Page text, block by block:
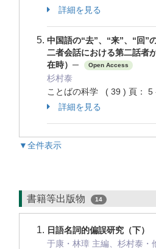
詳細を見る
中国語の“去”、“来”、“回”
二者会話における第二話者
在時）─
Open Access
杉村泰
ことばの科学 ( 39 ) 頁：
詳細を見る
▼全件表示
書籍等出版物 14
日語名詞的偏誤研究（下）
于康・林璋 主編、杉村泰・